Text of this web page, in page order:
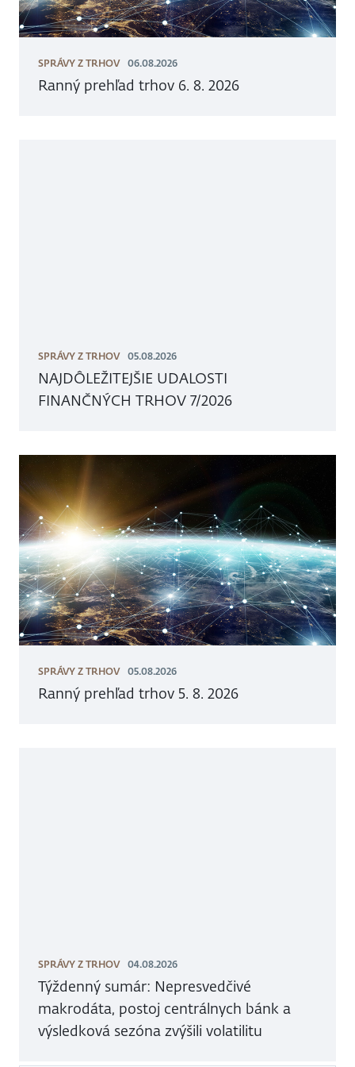
SPRÁVY Z TRHOV 06.08.2026
Ranný prehľad trhov 6. 8. 2026
SPRÁVY Z TRHOV 05.08.2026
NAJDÔLEŽITEJŠIE UDALOSTI
FINANČNÝCH TRHOV 7/2026
SPRÁVY Z TRHOV 05.08.2026
Ranný prehľad trhov 5. 8. 2026
SPRÁVY Z TRHOV 04.08.2026
Týždenný sumár: Nepresvedčivé
makrodáta, postoj centrálnych bánk a
výsledková sezóna zvýšili volatilitu